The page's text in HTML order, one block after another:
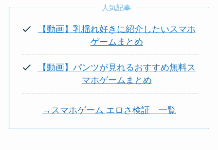
人気記事
【動画】乳揺れ好きに紹介したいスマホ
ゲームまとめ
【動画】パンツが見れるおすすめ無料ス
マホゲームまとめ
→スマホゲーム エロさ検証 一覧